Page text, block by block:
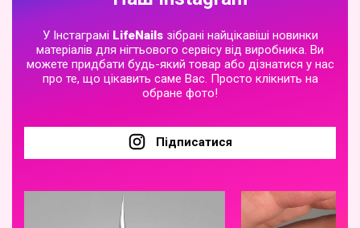
У Інстаграмі LifeNailsзібрані найцікавіші новинки
матеріалів для нігтьового сервісу від виробника. Ви
можете придбати будь-який товар або дізнатися у нас
про те, що цікавить саме Вас. Просто клікнить на
обране фото!
Підписатися